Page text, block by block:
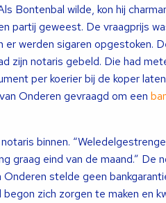
Bontenbal wilde, kon hij
partij geweest. De vraagprijs
werden sigaren opgestoken.
zijn notaris gebeld. Die had
per koerier bij de koper
Onderen gevraagd om een
binnen.
graag eind van de maand.” De
stelde geen
zich zorgen te maken en